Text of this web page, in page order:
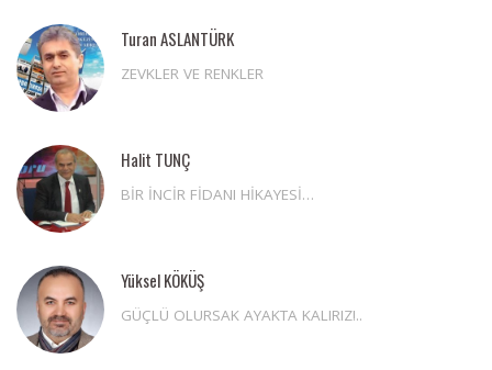
Turan ASLANTÜRK
ZEVKLER VE RENKLER
Halit TUNÇ
BİR İNCİR FİDANI HİKAYESİ…
Yüksel KÖKÜŞ
GÜÇLÜ OLURSAK AYAKTA KALIRIZ!..